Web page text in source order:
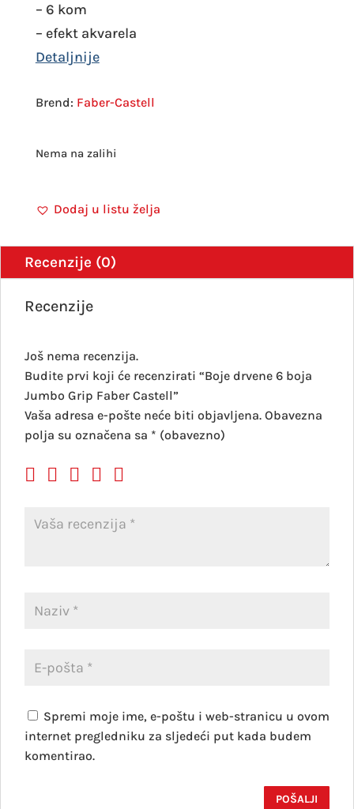
– 6 kom
– efekt akvarela
Faber-Castell
Nema na zalihi
Dodaj u listu želja
Recenzije (0)
Recenzije
Još nema recenzija.
Budite prvi koji će recenzirati “Boje drvene 6 boja
Jumbo Grip Faber Castell”
Vaša adresa e-pošte neće biti objavljena. Obavezna
polja su označena sa * (obavezno)
Spremi moje ime, e-poštu i web-stranicu u ovom
internet pregledniku za sljedeći put kada budem
komentirao.